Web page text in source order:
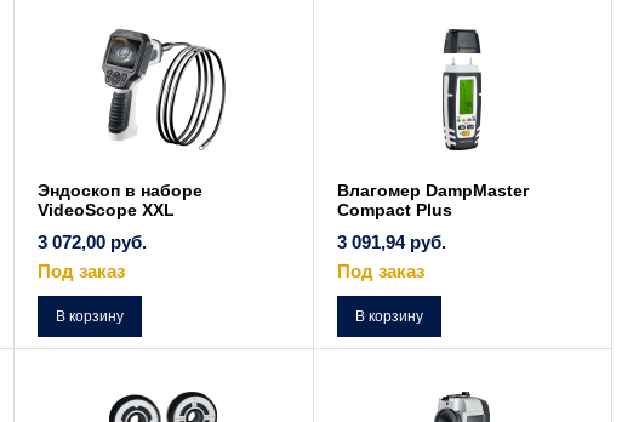
Эндоскоп в наборе
VideoScope XXL
3 072,00 руб.
Под заказ
В корзину
Влагомер DampMaster
Compact Plus
3 091,94 руб.
Под заказ
В корзину